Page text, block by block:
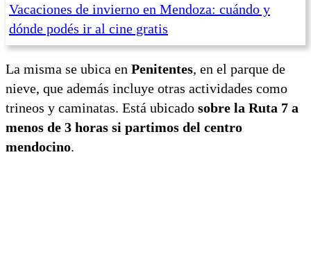
Vacaciones de invierno en Mendoza: cuándo y
dónde podés ir al cine gratis
La misma se ubica en Penitentes, en el parque de
nieve, que además incluye otras actividades como
trineos y caminatas. Está ubicado sobre la Ruta 7 a
menos de 3 horas si partimos del centro
mendocino.